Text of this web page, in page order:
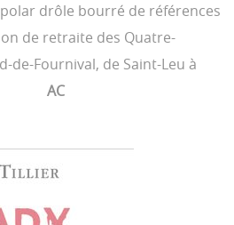
drôle bourré de références
de retraite des Quatre-
de-Fournival, de Saint-Leu à
AC